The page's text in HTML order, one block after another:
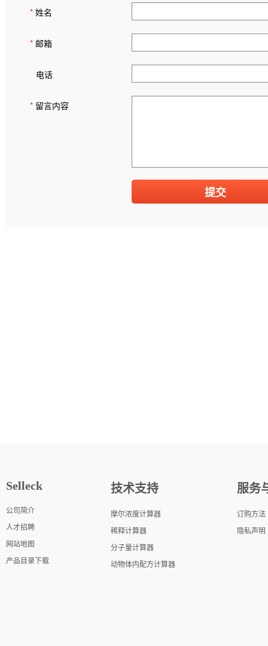
* 姓名
* 邮箱
电话
* 留言内容
Selleck
公司简介
人才招聘
网站地图
产品目录下载
技术支持
摩尔浓度计算器
稀释计算器
分子量计算器
动物体内配方计算器
服务
订购方法
隐私声明